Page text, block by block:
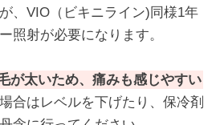
、VIO（ビキニライン)同様1年
照射が必要になります。
が太いため、痛みも感じやすい
合はレベルを下げたり、保冷剤